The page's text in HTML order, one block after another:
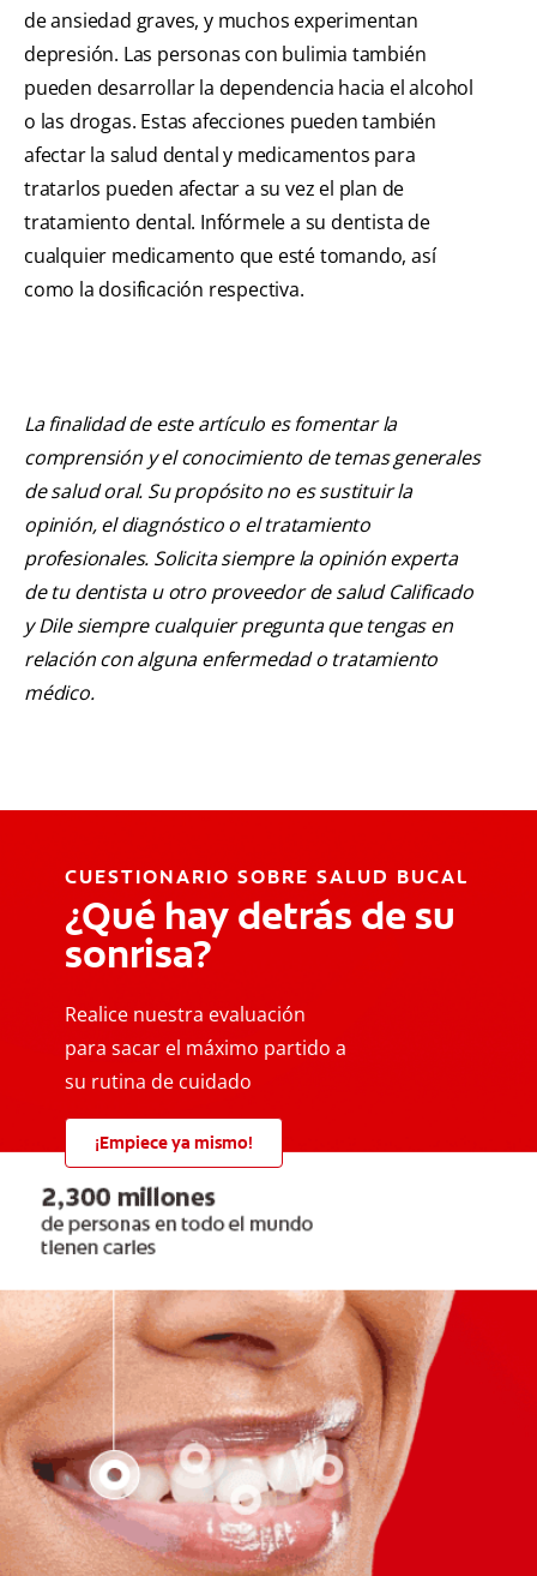
de ansiedad graves, y muchos experimentan
depresión. Las personas con bulimia también
pueden desarrollar la dependencia hacia el alcohol
o las drogas. Estas afecciones pueden también
afectar la salud dental y medicamentos para
tratarlos pueden afectar a su vez el plan de
tratamiento dental. Infórmele a su dentista de
cualquier medicamento que esté tomando, así
como la dosificación respectiva.
La finalidad de este artículo es fomentar la
comprensión y el conocimiento de temas generales
de salud oral. Su propósito no es sustituir la
opinión, el diagnóstico o el tratamiento
profesionales. Solicita siempre la opinión experta
de tu dentista u otro proveedor de salud Calificado
y Dile siempre cualquier pregunta que tengas en
relación con alguna enfermedad o tratamiento
médico.
CUESTIONARIO SOBRE SALUD BUCAL
¿Qué hay detrás de su
sonrisa?
Realice nuestra evaluación
para sacar el máximo partido a
su rutina de cuidado
¡Empiece ya mismo!